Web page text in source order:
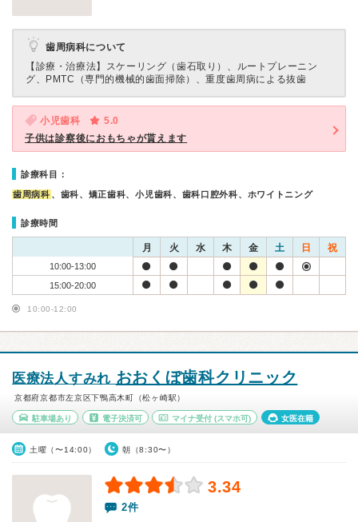
歯周病科について
【診療・治療法】 スケーリング（歯石取り）、ルートプレーニン
グ、PMTC（専門的機械的歯面掃除）、重度歯周病による抜歯
小児歯科
5.0
子供は診察後におもちゃが貰えます
診療科目：
歯周病科 、歯科、矯正歯科、小児歯科、歯科口腔外科、ホワイトニング
診療時間
月 火 水 木 金 土 日 祝
10:00-13:00
15:00-20:00
10:00-12:00
医療法人すみれ おおくぼ歯科クリニック
京都府京都市左京区下鴨高木町（松ヶ崎駅）
駐車場あり 電子決済可 マイナ受付 (スマホ可) 女医在籍
土曜（〜14:00） 朝（8:30〜）
3.34
2件